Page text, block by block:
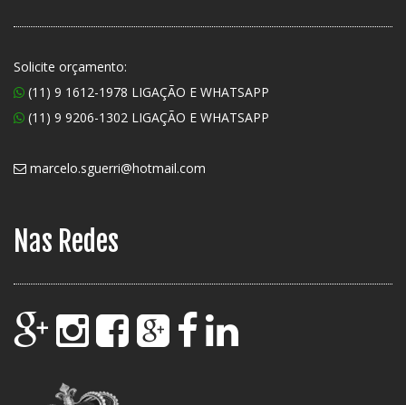
Solicite orçamento:
(11) 9 1612-1978 LIGAÇÃO E WHATSAPP
(11) 9 9206-1302 LIGAÇÃO E WHATSAPP
marcelo.sguerri@hotmail.com
Nas Redes